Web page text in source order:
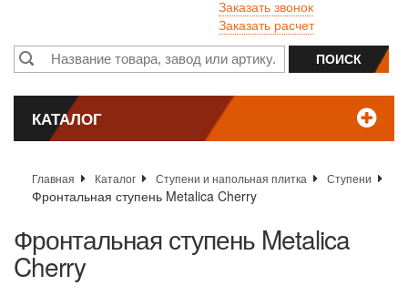
Заказать звонок
Заказать расчет
КАТАЛОГ
Главная Каталог Ступени и напольная плитка Ступени
Фронтальная ступень Metalica Cherry
Фронтальная ступень Metalica
Cherry